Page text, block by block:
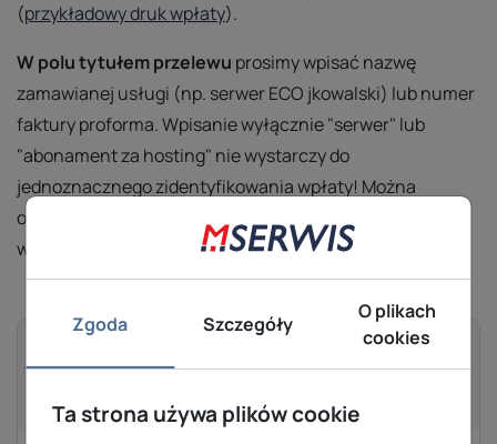
(przykładowy druk wpłaty).
W polu tytułem przelewu prosimy wpisać nazwę
zamawianej usługi (np. serwer ECO jkowalski) lub numer
faktury proforma. Wpisanie wyłącznie "serwer" lub
"abonament za hosting" nie wystarczy do
jednoznacznego zidentyfikowania wpłaty! Można
opłacać kilka zamówień w ramach jednego przelewu,
wystarczy wówczas zsumować kwoty.
Wpłata kartą płatniczą
oraz przelew online
Zgoda Szczegóły
O plikach
cookies
Ta strona używa plików cookie